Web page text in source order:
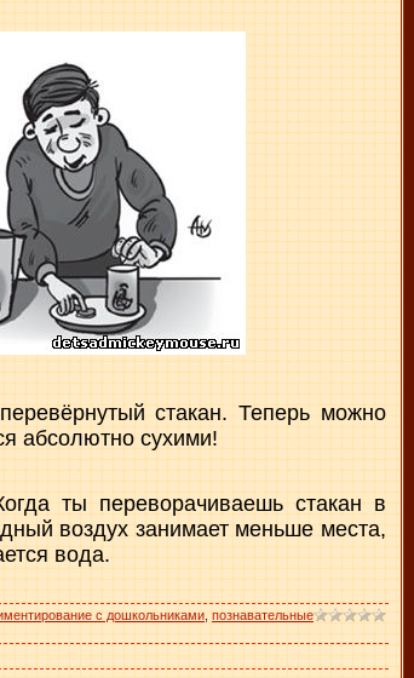
стакан. Теперь можно
абсолютно сухими!
ты переворачиваешь стакан в
воздух занимает меньше места,
вода.
с дошкольниками познавательные